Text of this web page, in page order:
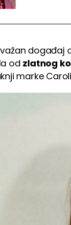
događaj
od zlatnog
marke